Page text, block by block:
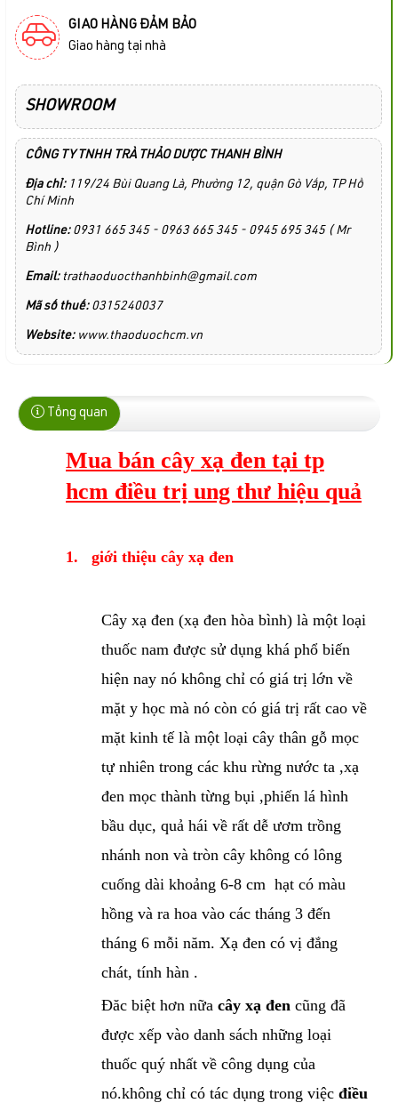
GIAO HÀNG ĐẢM BẢO
Giao hàng tại nhà
SHOWROOM
CÔNG TY TNHH TRÀ THẢO DƯỢC THANH BÌNH
Địa chỉ:119/24 Bùi Quang Là, Phường 12, quận Gò Vấp, TP Hồ
Chí Minh
Hotline:0931 665 345 - 0963 665 345 - 0945 695 345 ( Mr
Bình )
Email:trathaoduocthanhbinh@gmail.com
Mã số thuế: 0315240037
Website:www.thaoduochcm.vn
Tổng quan
Mua bán cây xạ đen tại tp
hcm điều trị ung thư hiệu quả
1. giới thiệu cây xạ đen
Cây xạ đen (xạ đen hòa bình) là một loại
thuốc nam được sử dụng khá phổ biến
hiện nay nó không chỉ có giá trị lớn về
mặt y học mà nó còn có giá trị rất cao về
mặt kinh tế là một loại cây thân gỗ mọc
tự nhiên trong các khu rừng nước ta ,xạ
đen mọc thành từng bụi ,phiến lá hình
bầu dục, quả hái về rất dễ ươm trồng
nhánh non và tròn cây không có lông
cuống dài khoảng 6-8 cm hạt có màu
hồng và ra hoa vào các tháng 3 đến
tháng 6 mỗi năm. Xạ đen có vị đắng
chát, tính hàn .
Đăc biệt hơn nữa cây xạ đen cũng đã
được xếp vào danh sách những loại
thuốc quý nhất về công dụng của
nó.không chỉ có tác dụng trong việc điều